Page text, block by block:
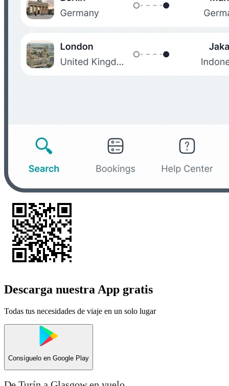
Descarga nuestra App gratis
Todas tus necesidades de viaje en un solo lugar
Consíguelo en Google Play